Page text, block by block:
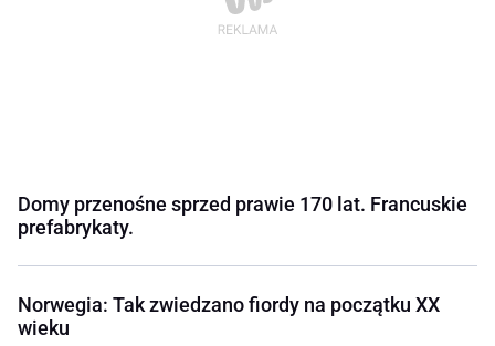
Domy przenośne sprzed prawie 170 lat. Francuskie
prefabrykaty.
Norwegia: Tak zwiedzano fiordy na początku XX
wieku